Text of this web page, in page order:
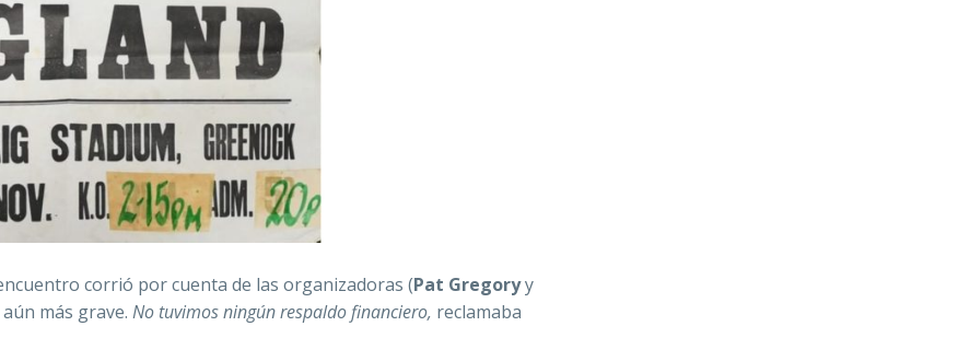
corrió por cuenta de las organizadoras (Pat Gregoryy
más grave. No tuvimos ningún respaldo financiero, reclamaba